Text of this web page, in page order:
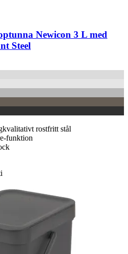
Newicon 3 L med
Steel
rostfritt stål
funktion